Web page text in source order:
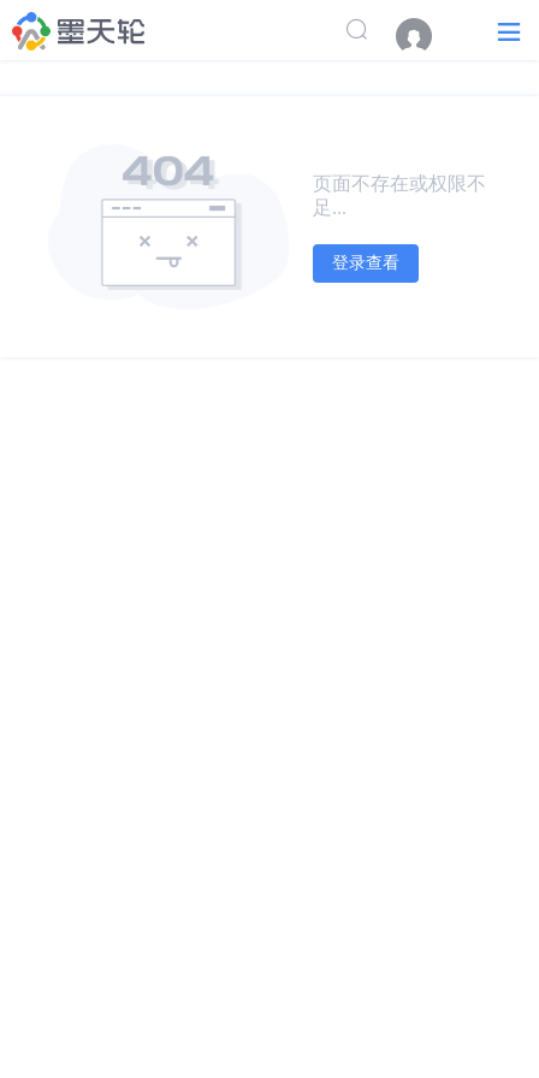
页面不存在或权限不
足...
登录查看